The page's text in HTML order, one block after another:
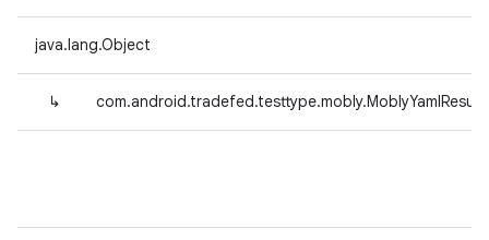
java.lang.Object
↳